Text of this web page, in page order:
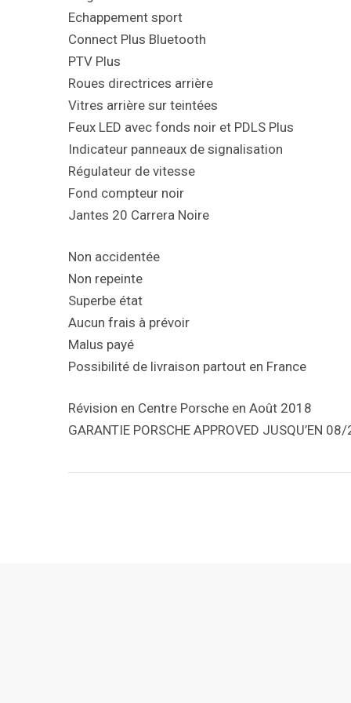
Echappement sport
Connect Plus Bluetooth
PTV Plus
Roues directrices arrière
Vitres arrière sur teintées
Feux LED avec fonds noir et PDLS Plus
Indicateur panneaux de signalisation
Régulateur de vitesse
Fond compteur noir
Jantes 20 Carrera Noire
Non accidentée
Non repeinte
Superbe état
Aucun frais à prévoir
Malus payé
Possibilité de livraison partout en France
Révision en Centre Porsche en Août 2018
GARANTIE PORSCHE APPROVED JUSQU’EN